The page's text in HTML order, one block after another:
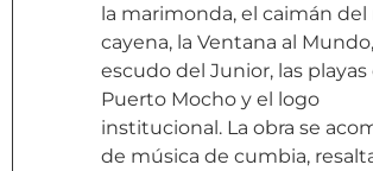
la marimonda, el caimán del
cayena, la Ventana al
escudo del Junior, las playas
Puerto Mocho y el logo
institucional. La obra se
de música de cumbia,